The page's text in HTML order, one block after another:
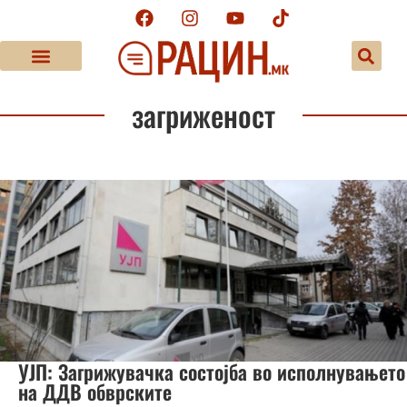
загриженост
УЈП: Загрижувачка состојба во исполнувањето
на ДДВ обврските